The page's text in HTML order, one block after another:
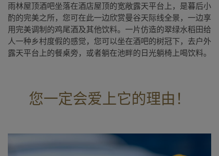
雨林屋顶酒吧坐落在酒店屋顶的宽敞露天平台上，是暮后小
酌的完美之所，您可在此一边欣赏曼谷天际线全景，一边享
用完美调制的鸡尾酒及其他饮料。一片仿造的翠绿水稻田给
人一种乡村度假的感觉，您可以坐在酒吧的树冠下，去户外
露天平台上的餐桌旁，或者躺在池畔的日光躺椅上喝饮料。
您一定会爱上它的理由！